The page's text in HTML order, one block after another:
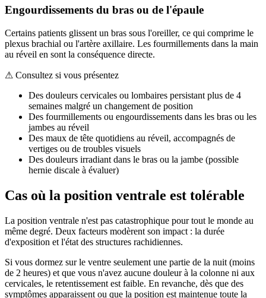
Engourdissements du bras ou de l'épaule
Certains patients glissent un bras sous l'oreiller, ce qui comprime le
plexus brachial ou l'artère axillaire. Les fourmillements dans la main
au réveil en sont la conséquence directe.
⚠ Consultez si vous présentez
Des douleurs cervicales ou lombaires persistant plus de 4
semaines malgré un changement de position
Des fourmillements ou engourdissements dans les bras ou les
jambes au réveil
Des maux de tête quotidiens au réveil, accompagnés de
vertiges ou de troubles visuels
Des douleurs irradiant dans le bras ou la jambe (possible
hernie discale à évaluer)
Cas où la position ventrale est tolérable
La position ventrale n'est pas catastrophique pour tout le monde au
même degré. Deux facteurs modèrent son impact : la durée
d'exposition et l'état des structures rachidiennes.
Si vous dormez sur le ventre seulement une partie de la nuit (moins
de 2 heures) et que vous n'avez aucune douleur à la colonne ni aux
cervicales, le retentissement est faible. En revanche, dès que des
symptômes apparaissent ou que la position est maintenue toute la